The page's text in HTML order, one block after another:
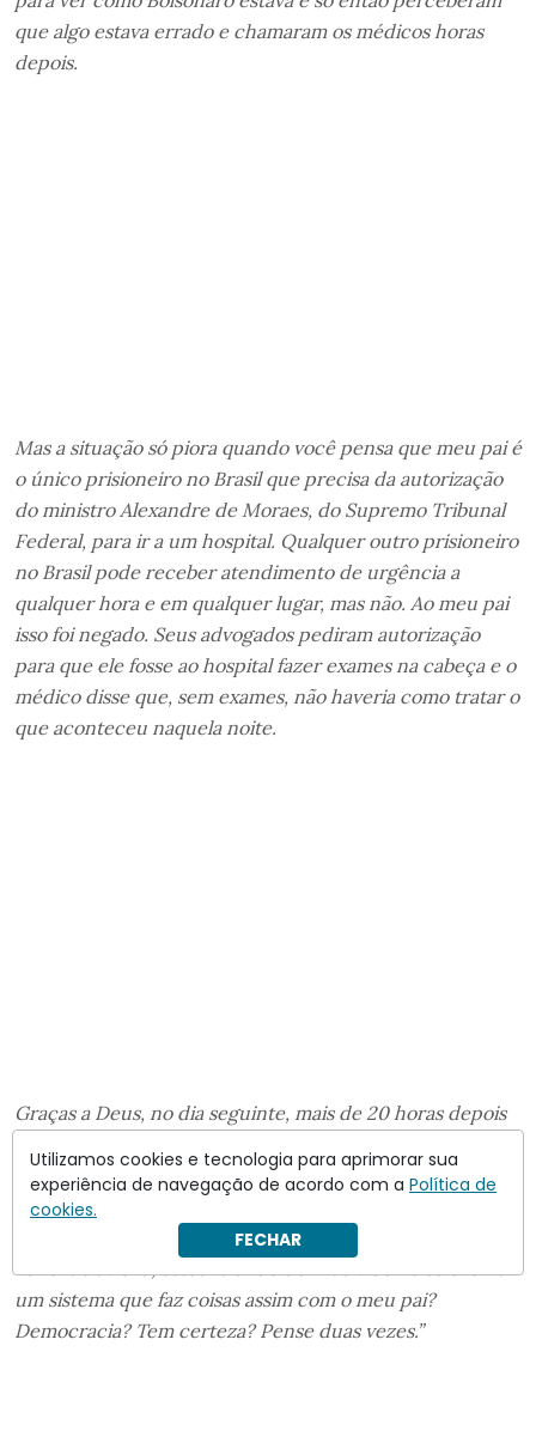
que algo estava errado e chamaram os médicos horas
depois.
Mas a situação só piora quando você pensa que meu pai é
o único prisioneiro no Brasil que precisa da autorização
do ministro Alexandre de Moraes, do Supremo Tribunal
Federal, para ir a um hospital. Qualquer outro prisioneiro
no Brasil pode receber atendimento de urgência a
qualquer hora e em qualquer lugar, mas não. Ao meu pai
isso foi negado. Seus advogados pediram autorização
para que ele fosse ao hospital fazer exames na cabeça e o
médico disse que, sem exames, não haveria como tratar o
que aconteceu naquela noite.
Graças a Deus, no dia seguinte, mais de 20 horas depois
Moraes permitiu que meu pai fosse ao hospital fazer os
exames. Esse é o tipo de ditadura que temos no Brasil, e
às vezes as pessoas dizem: ‘pobre Maduro’, ‘soberania da
Venezuela’. Ora, estou falando do Brasil. Como se chama
um sistema que faz coisas assim com o meu pai?
Democracia? Tem certeza? Pense duas vezes.”
Utilizamos cookies e tecnologia para aprimorar sua
experiência de navegação de acordo com a Política de
cookies.
FECHAR